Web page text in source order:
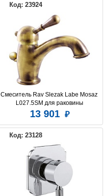
Код: 23924
Смеситель Rav Slezak Labe Mosaz
L027.5SM для раковины
13 901
Код: 23128